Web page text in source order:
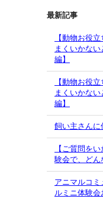
最新記事
【動物お役
まくいかな
編】
【動物お役
まくいかな
編】
飼い主さんに
【ご質問を
験会で、どん
アニマルコ
ルミニ体験